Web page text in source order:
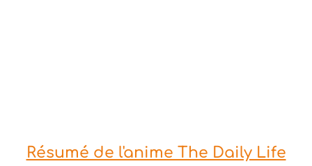
Résumé de l'anime The Daily Life